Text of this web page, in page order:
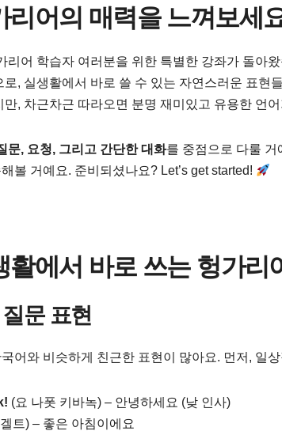
리어의 매력을 느껴보세
리어 학습자 여러분을 위한 특별한 강좌가 돌아
, 실생활에서 바로 쓸 수 있는 자연스러운 표현
, 차근차근 따라오면 분명 재미있고 유용한 언
문, 요청, 그리고 간단한 대화를 중점으로 다룰 거
볼 거예요. 준비되셨나요? Let’s get started!
활에서 바로 쓰는 헝가리
문 표현
어와 비슷하게 친근한 표현이 많아요. 먼저, 일
(요 나폿 키바녹) – 안녕하세요 (낮 인사)
트) – 좋은 아침이에요